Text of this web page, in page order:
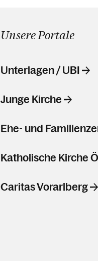
Unsere Portale
Unterlagen / UBI
Junge Kirche
Ehe- und
Katholische Kirche
Caritas Vorarlberg